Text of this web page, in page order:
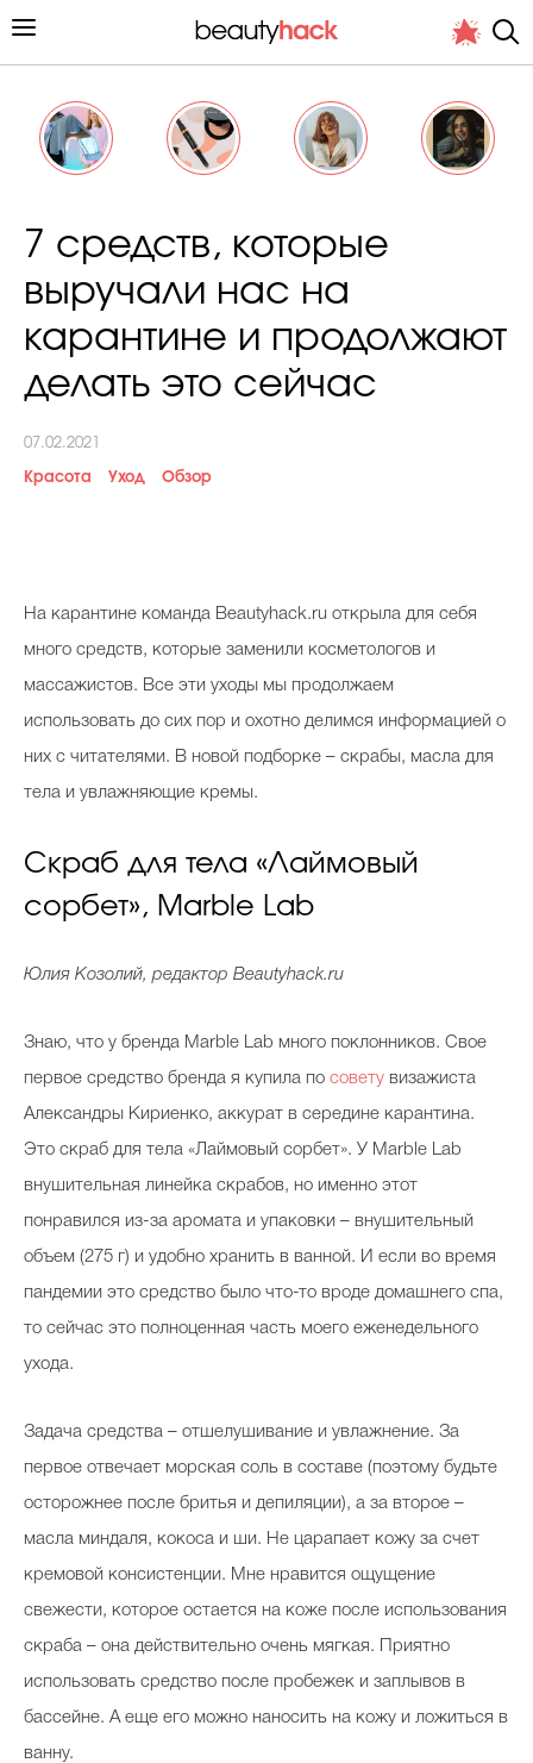
Папа может
Худеем правильно
Выбор визажистов
Выбор косметолога
Полиция красоты
Celebrity дня
Интервью со звездой
Beauty- битвы
7 средств, которые
выручали нас на
карантине и продолжают
делать это сейчас
07.02.2021
Красота Уход Обзор
На карантине команда Beautyhack.ru открыла для себя
много средств, которые заменили косметологов и
массажистов. Все эти уходы мы продолжаем
использовать до сих пор и охотно делимся информацией о
них с читателями. В новой подборке – скрабы, масла для
тела и увлажняющие кремы.
Скраб для тела «Лаймовый
сорбет», Marble Lab
Юлия Козолий, редактор Beautyhack.ru
Знаю, что у бренда Marble Lab много поклонников. Свое
первое средство бренда я купила по совету визажиста
Александры Кириенко, аккурат в середине карантина.
Это скраб для тела «Лаймовый сорбет». У Marble Lab
внушительная линейка скрабов, но именно этот
понравился из-за аромата и упаковки – внушительный
объем (275 г) и удобно хранить в ванной. И если во время
пандемии это средство было что-то вроде домашнего спа,
то сейчас это полноценная часть моего еженедельного
ухода.
Задача средства – отшелушивание и увлажнение. За
первое отвечает морская соль в составе (поэтому будьте
осторожнее после бритья и депиляции), а за второе –
масла миндаля, кокоса и ши. Не царапает кожу за счет
кремовой консистенции. Мне нравится ощущение
свежести, которое остается на коже после использования
скраба – она действительно очень мягкая. Приятно
использовать средство после пробежек и заплывов в
бассейне. А еще его можно наносить на кожу и ложиться в
ванну.